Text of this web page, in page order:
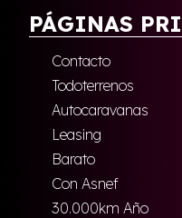
PÁGINAS
Contacto
Todoterrenos
Autocaravanas
Leasing
Barato
Con Asnef
30.000km Año